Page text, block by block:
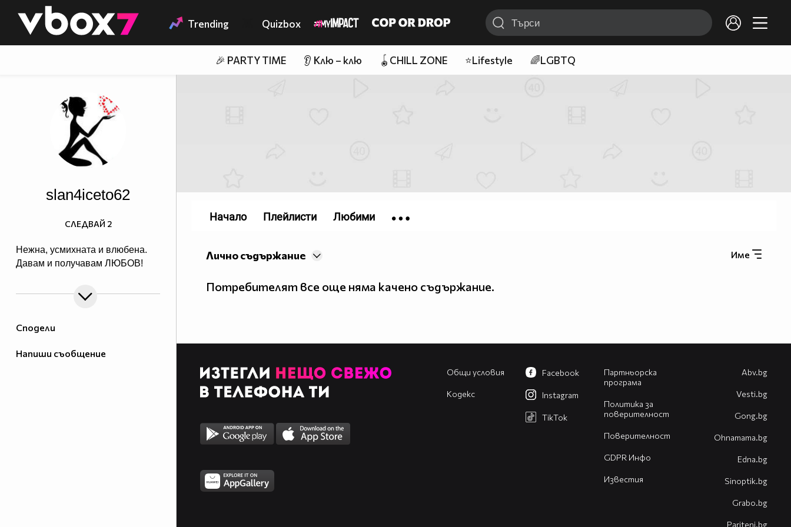
👾 Trending Quizbox
🎉 PARTY TIME 👂 Клю – клю 🪀CHILL ZONE ⭐Lifestyle 🌈LGBTQ
Сподели
Напиши съобщение
slan4iceto62
Нежна, усмихната и влюбена.
Давам и получавам ЛЮБОВ!
СЛЕДВАЙ 2
Име
Лично съдържание
Потребителят все още няма качено съдържание.
Начало Плейлисти Любими
Общи условия
Кодекс
Партньорска
програма
Политика за
поверителност
Поверителност
GDPR Инфо
Известия
Facebook
Instagram
TikTok
Abv.bg
Vesti.bg
Gong.bg
Оhnamama.bg
Edna.bg
Sinoptik.bg
Grabo.bg
Pariteni.bg